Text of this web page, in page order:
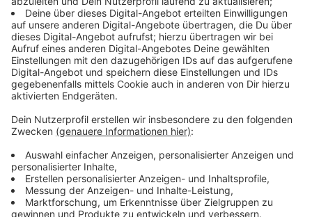
Mit dem enthaltenen Wattestäbchen einen
Wangenabstrich machen, einpacken und an die
DKMS zurückschicken
Die Gewebemerkmale werden in einem Fachlabor
bestimmt
Das ist aufwendig und es dauert einige Wochen,
Man ist jetzt potentieller Spender und in der
Die Daten sind im Zentralen
Knochenmarkspender-Register in Ulm
gespeichert. Allerdings in pseudonymisierter
Form, also mit einer Buchstaben- oder